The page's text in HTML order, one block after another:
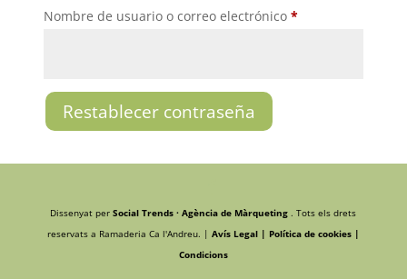
Nombre de usuario o correo electrónico *Obligatorio
Restablecer contraseña
Dissenyat perSocial Trends · Agència de Màrqueting. Tots els drets
reservats a Ramaderia Ca l'Andreu. | Avís Legal | Política de cookies |
Condicions